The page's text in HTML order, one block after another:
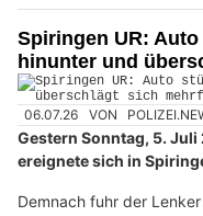
Spiringen UR:
hinunter und
06.07.26 VON
Gestern Sonntag, 5.
ereignete sich in
Demnach fuhr der